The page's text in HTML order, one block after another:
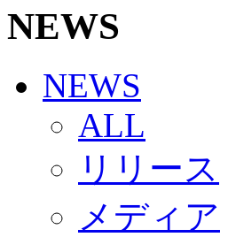
Jリーグ運営管理規定
写真・動画使用ガイド
SCHEDULE
2026/27
練習見学時のファンサ
TICKET
奈良クラブ明治安田J3
奈良クラブ明治安田Ｊ
観戦ルール＆マナー
2026/27ファンコミュニ
サポートショップ
NEWS
NEWS
ALL
リリース
メディア